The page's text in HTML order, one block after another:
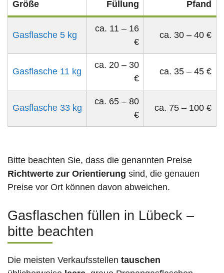
Größe
Füllung
Pfand
Gasflasche 5 kg
ca. 11 – 16
€
ca. 30 – 40 €
Gasflasche 11 kg
ca. 20 – 30
€
ca. 35 – 45 €
Gasflasche 33 kg
ca. 65 – 80
€
ca. 75 – 100 €
Bitte beachten Sie, dass die genannten Preise
Richtwerte zur Orientierung sind, die genauen
Preise vor Ort können davon abweichen.
Gasflaschen füllen in Lübeck –
bitte beachten
Die meisten Verkaufsstellen tauschen